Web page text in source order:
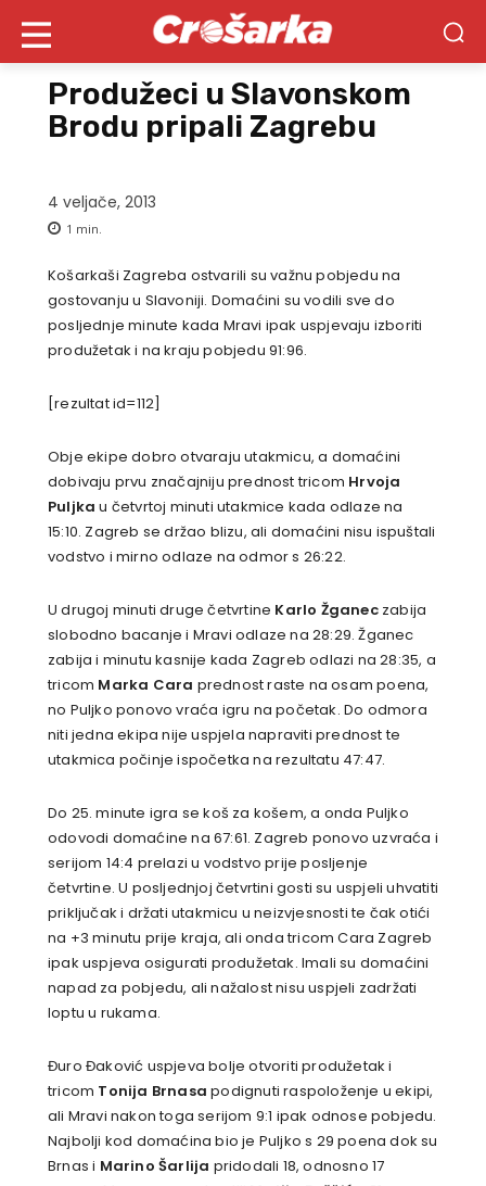
Produžeci u Slavonskom
Brodu pripali Zagrebu
4 veljače, 2013
1 min.
Košarkaši Zagreba ostvarili su važnu pobjedu na
gostovanju u Slavoniji. Domaćini su vodili sve do
posljednje minute kada Mravi ipak uspjevaju izboriti
produžetak i na kraju pobjedu 91:96.
[rezultat id=112]
Obje ekipe dobro otvaraju utakmicu, a domaćini
dobivaju prvu značajniju prednost tricom Hrvoja
Puljka u četvrtoj minuti utakmice kada odlaze na
15:10. Zagreb se držao blizu, ali domaćini nisu ispuštali
vodstvo i mirno odlaze na odmor s 26:22.
U drugoj minuti druge četvrtine Karlo Žganeczabija
slobodno bacanje i Mravi odlaze na 28:29. Žganec
zabija i minutu kasnije kada Zagreb odlazi na 28:35, a
tricom Marka Cara prednost raste na osam poena,
no Puljko ponovo vraća igru na početak. Do odmora
niti jedna ekipa nije uspjela napraviti prednost te
utakmica počinje ispočetka na rezultatu 47:47.
Do 25. minute igra se koš za košem, a onda Puljko
odovodi domaćine na 67:61. Zagreb ponovo uzvraća i
serijom 14:4 prelazi u vodstvo prije posljenje
četvrtine. U posljednjoj četvrtini gosti su uspjeli uhvatiti
priključak i držati utakmicu u neizvjesnosti te čak otići
na +3 minutu prije kraja, ali onda tricom Cara Zagreb
ipak uspjeva osigurati produžetak. Imali su domaćini
napad za pobjedu, ali nažalost nisu uspjeli zadržati
loptu u rukama.
Đuro Đaković uspjeva bolje otvoriti produžetak i
tricom Tonija Brnasa podignuti raspoloženje u ekipi,
ali Mravi nakon toga serijom 9:1 ipak odnose pobjedu.
Najbolji kod domaćina bio je Puljko s 29 poena dok su
Brnas i Marino Šarlija pridodali 18, odnosno 17